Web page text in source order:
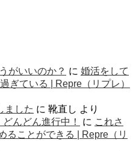
がいいのか？ に 婚活をして
ぎている | Repre（リプレ）
ました に 靴直し より
んどん進行中！
に これさ
ることができる | Repre（リ